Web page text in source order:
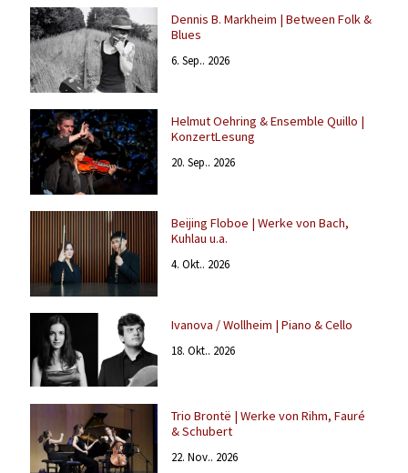
Dennis B. Markheim | Between Folk &
Blues
6. Sep.. 2026
Helmut Oehring & Ensemble Quillo |
KonzertLesung
20. Sep.. 2026
Beijing Floboe | Werke von Bach,
Kuhlau u.a.
4. Okt.. 2026
Ivanova / Wollheim | Piano & Cello
18. Okt.. 2026
Trio Brontë | Werke von Rihm, Fauré
& Schubert
22. Nov.. 2026